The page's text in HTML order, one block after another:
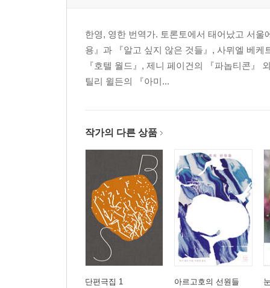
한영, 영한 번역가. 토론토에서 태어났고 서
용』과 『알고 싶지 않은 것들』, 사뮈엘 베
『호텔 월드』, 제니 페이건의 『파놉티콘』
틸리 윌든의 『아미...
작가의 다른 상품
단편극집 1 아르고호의 선원들